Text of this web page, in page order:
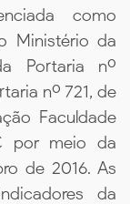
como
Ministério da
Portaria nº
nº 721, de
Faculdade
por meio da
de 2016. As
da